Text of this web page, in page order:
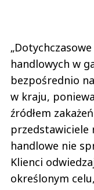
handlowych w
bezpośrednio
w kraju,
źródłem
przedstawiciele
handlowe nie
Klienci
określonym